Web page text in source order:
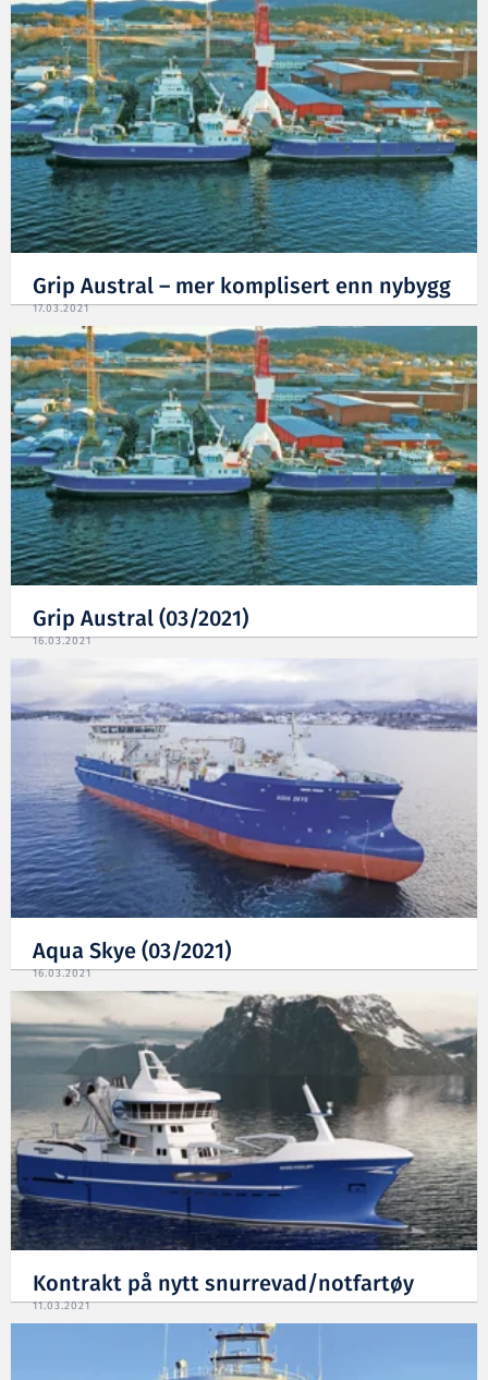
Grip Austral – mer komplisert enn nybygg
17.03.2021
Grip Austral (03/2021)
16.03.2021
Aqua Skye (03/2021)
16.03.2021
Kontrakt på nytt snurrevad/notfartøy
11.03.2021